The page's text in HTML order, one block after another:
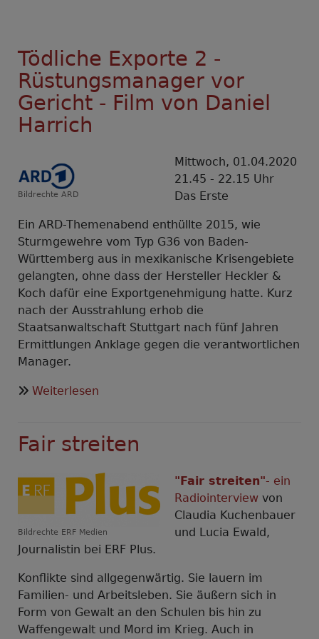
Tödliche Exporte 2 -
Rüstungsmanager vor
Gericht - Film von Daniel
Harrich
Bildrechte ARD
Mittwoch, 01.04.2020
21.45 - 22.15 Uhr
Das Erste
Ein ARD-Themenabend enthüllte 2015, wie
Sturmgewehre vom Typ G36 von Baden-
Württemberg aus in mexikanische Krisengebiete
gelangten, ohne dass der Hersteller Heckler &
Koch dafür eine Exportgenehmigung hatte. Kurz
nach der Ausstrahlung erhob die
Staatsanwaltschaft Stuttgart nach fünf Jahren
Ermittlungen Anklage gegen die verantwortlichen
Manager.
Weiterlesen
2
Rüstungsmanager
vor
Gericht
-
Film
Daniel
Harrich
Fair streiten
Bildrechte ERF Medien
"Fair streiten"- ein
Radiointerview von
Claudia Kuchenbauer
und Lucia Ewald,
Journalistin bei ERF Plus.
Konflikte sind allgegenwärtig. Sie lauern im
Familien- und Arbeitsleben. Sie äußern sich in
Form von Gewalt an den Schulen bis hin zu
Waffengewalt und Mord im Krieg. Auch in